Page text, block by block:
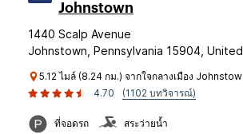
Johnstown
1440 Scalp Avenue
Johnstown, Pennsylvania 15904,
5.12 ไมล์ (8.24 กม.) จากใจกลางเมือง
4.70
(1102 บทวิจารณ์)
ที่จอดรถ สระว่ายน้ำ